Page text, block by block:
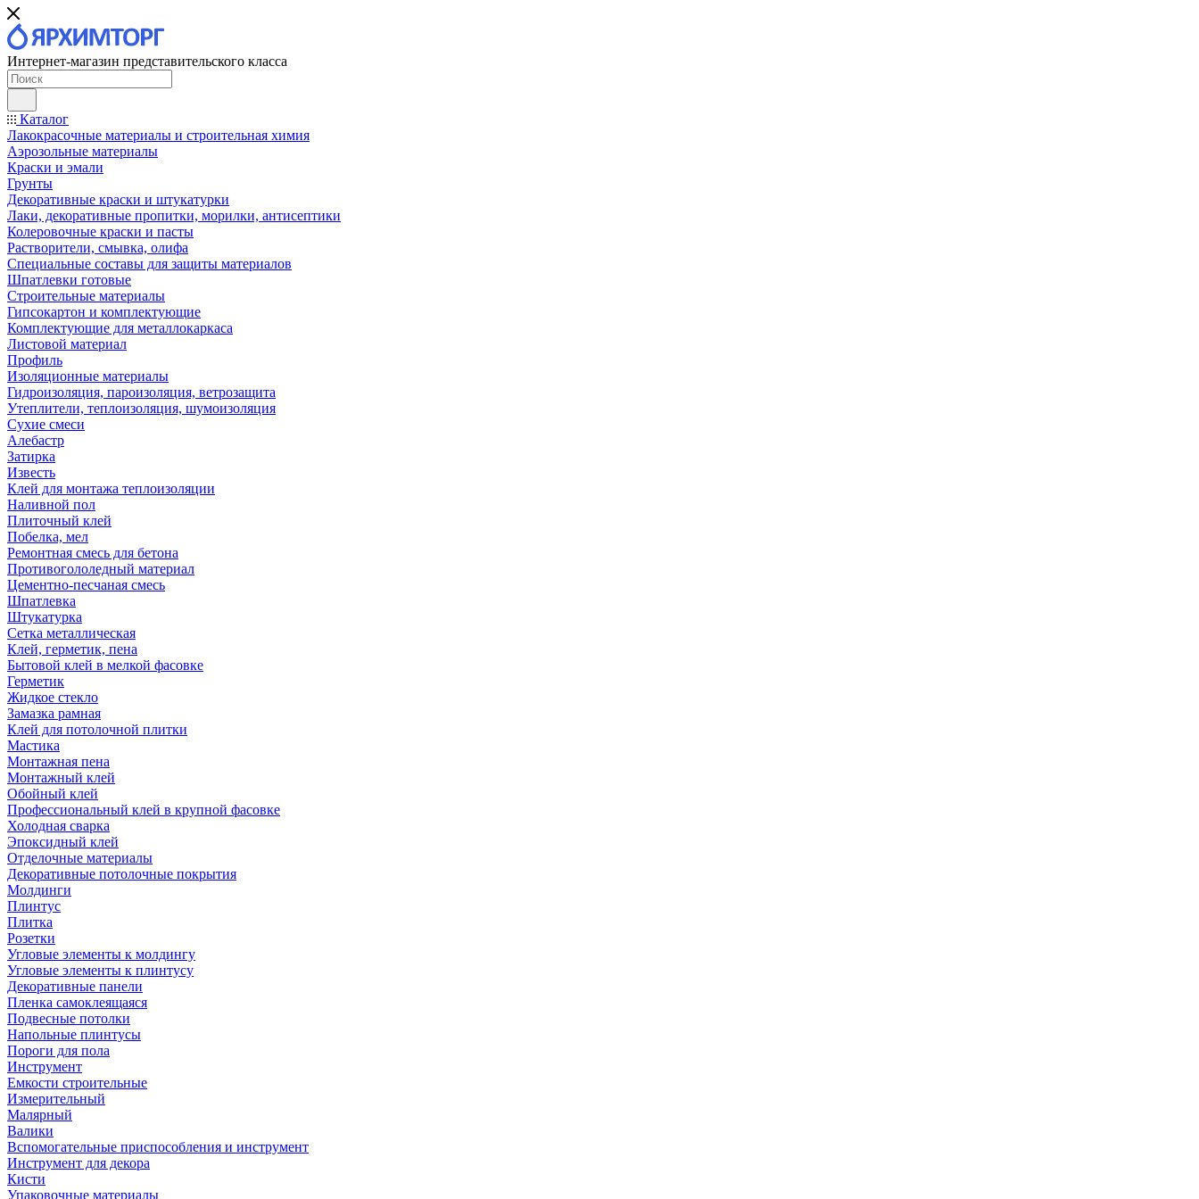
Интернет-магазин представительского класса
Каталог
Лакокрасочные материалы и строительная химия
Аэрозольные материалы
Краски и эмали
Грунты
Декоративные краски и штукатурки
Лаки, декоративные пропитки, морилки, антисептики
Колеровочные краски и пасты
Растворители, смывка, олифа
Специальные составы для защиты материалов
Шпатлевки готовые
Строительные материалы
Гипсокартон и комплектующие
Комплектующие для металлокаркаса
Листовой материал
Профиль
Изоляционные материалы
Гидроизоляция, пароизоляция, ветрозащита
Утеплители, теплоизоляция, шумоизоляция
Сухие смеси
Алебастр
Затирка
Известь
Клей для монтажа теплоизоляции
Наливной пол
Плиточный клей
Побелка, мел
Ремонтная смесь для бетона
Противогололедный материал
Цементно-песчаная смесь
Шпатлевка
Штукатурка
Сетка металлическая
Клей, герметик, пена
Бытовой клей в мелкой фасовке
Герметик
Жидкое стекло
Замазка рамная
Клей для потолочной плитки
Мастика
Монтажная пена
Монтажный клей
Обойный клей
Профессиональный клей в крупной фасовке
Холодная сварка
Эпоксидный клей
Отделочные материалы
Декоративные потолочные покрытия
Молдинги
Плинтус
Плитка
Розетки
Угловые элементы к молдингу
Угловые элементы к плинтусу
Декоративные панели
Пленка самоклеящаяся
Подвесные потолки
Напольные плинтусы
Пороги для пола
Инструмент
Емкости строительные
Измерительный
Малярный
Валики
Вспомогательные приспособления и инструмент
Инструмент для декора
Кисти
Упаковочные материалы